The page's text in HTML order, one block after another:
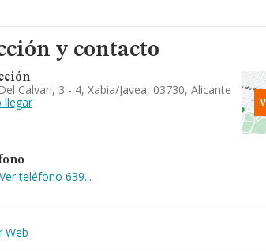
y contacto
Calvari, 3 - 4, Xabia/javea, 03730, Alicante
llegar
Ver teléfono 639...
625...
Web